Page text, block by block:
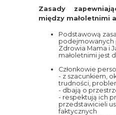
Zasady
między małoletnimi
Podstawową
podejmowanych
Zdrowia Mama i
małoletnimi jest
Członkowie
- z szacunkiem,
trudności,
- dbają o
- respektują ich
przedstawicieli
faktycznych